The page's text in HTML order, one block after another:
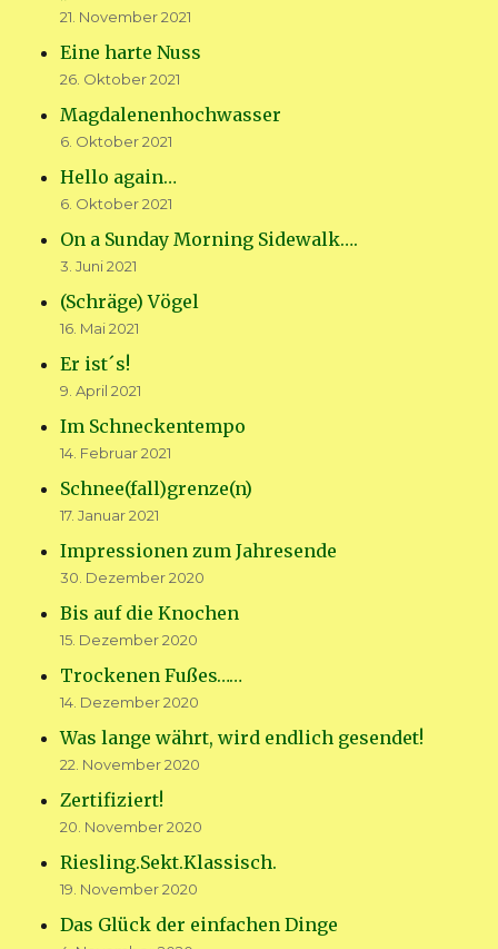
21. November 2021
Eine harte Nuss
26. Oktober 2021
Magdalenenhochwasser
6. Oktober 2021
Hello again…
6. Oktober 2021
On a Sunday Morning Sidewalk….
3. Juni 2021
(Schräge) Vögel
16. Mai 2021
Er ist´s!
9. April 2021
Im Schneckentempo
14. Februar 2021
Schnee(fall)grenze(n)
17. Januar 2021
Impressionen zum Jahresende
30. Dezember 2020
Bis auf die Knochen
15. Dezember 2020
Trockenen Fußes……
14. Dezember 2020
Was lange währt, wird endlich gesendet!
22. November 2020
Zertifiziert!
20. November 2020
Riesling.Sekt.Klassisch.
19. November 2020
Das Glück der einfachen Dinge